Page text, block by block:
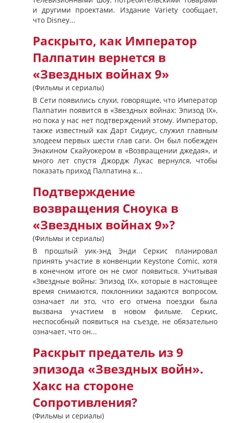
и другими проектами. Издание Variety сообщает,
что Disney...
Раскрыто, как Император
Палпатин вернется в
«Звездных войнах 9»
(Фильмы и сериалы)
В Сети появились слухи, говорящие, что Император
Палпатин появится в «Звездных войнах: Эпизод IX»,
но пока у нас нет подтверждений этому. Император,
также известный как Дарт Сидиус, служил главным
злодеем первых шести глав саги. Он был побежден
Энакином Скайуокером в «Возвращении джедая», и
много лет спустя Джордж Лукас вернулся, чтобы
показать приход Палпатина к...
Подтверждение
возвращения Сноука в
«Звездных войнах 9»?
(Фильмы и сериалы)
В прошлый уик-энд Энди Серкис планировал
принять участие в конвенции Keystone Comic, хотя
в конечном итоге он не смог появиться. Учитывая
«Звездные войны: Эпизод IX», которые в настоящее
время снимаются, поклонники задаются вопросом,
означает ли это, что его отмена поездки была
вызвана участием в новом фильме. Серкис,
неспособный появиться на съезде, не обязательно
означает, что он...
Раскрыт предатель из 9
эпизода «Звездных войн».
Хакс на стороне
Сопротивления?
(Фильмы и сериалы)